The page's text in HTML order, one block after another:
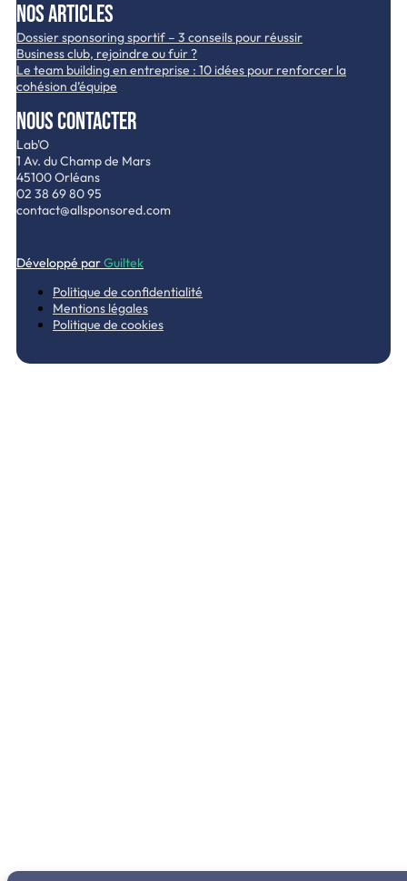
Nos articles
Dossier sponsoring sportif – 3 conseils pour réussir
Business club, rejoindre ou fuir ?
Le team building en entreprise : 10 idées pour renforcer la
cohésion d’équipe
Nous contacter
Lab'O
1 Av. du Champ de Mars
45100 Orléans
02 38 69 80 95
contact@allsponsored.com
Développé parGuiltek
Politique de confidentialité
Mentions légales
Politique de cookies